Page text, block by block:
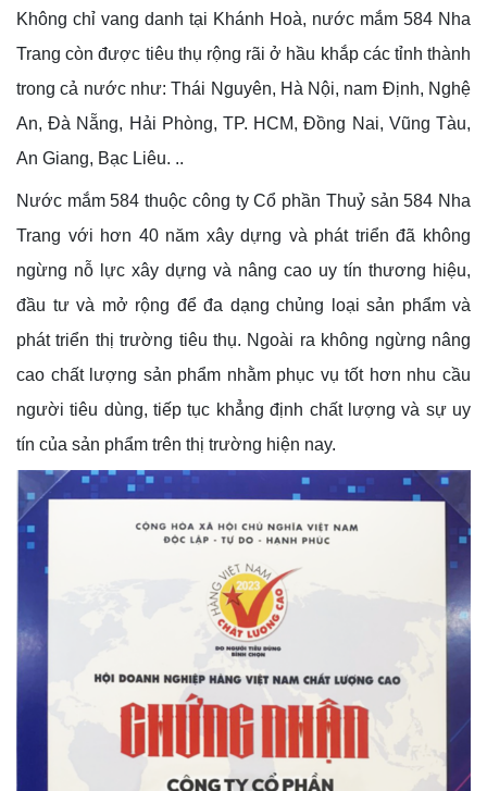
Không chỉ vang danh tại Khánh Hoà, nước mắm 584 Nha
Trang còn được tiêu thụ rộng rãi ở hầu khắp các tỉnh thành
trong cả nước như: Thái Nguyên, Hà Nội, nam Định, Nghệ
An, Đà Nẵng, Hải Phòng, TP. HCM, Đồng Nai, Vũng Tàu,
An Giang, Bạc Liêu. ..
Nước mắm 584 thuộc công ty Cổ phần Thuỷ sản 584 Nha
Trang với hơn 40 năm xây dựng và phát triển đã không
ngừng nỗ lực xây dựng và nâng cao uy tín thương hiệu,
đầu tư và mở rộng để đa dạng chủng loại sản phẩm và
phát triển thị trường tiêu thụ. Ngoài ra không ngừng nâng
cao chất lượng sản phẩm nhằm phục vụ tốt hơn nhu cầu
người tiêu dùng, tiếp tục khẳng định chất lượng và sự uy
tín của sản phẩm trên thị trường hiện nay.